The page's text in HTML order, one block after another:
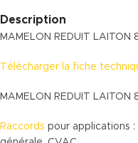
Description
MAMELON REDUIT LAITON
Télécharger la fiche
MAMELON REDUIT LAITON
Raccords pour applications